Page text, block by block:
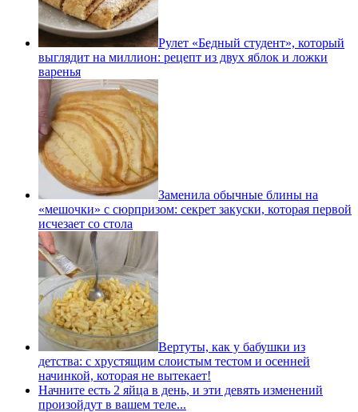
Рулет «Бедный студент», который
выглядит на миллион: рецепт из двух яблок и ложки
варенья
Заменила обычные блины на
«мешочки» с сюрпризом: секрет закуски, которая первой
исчезает со стола
Вертуты, как у бабушки из
детства: с хрустящим слоистым тестом и осенней
начинкой, которая не вытекает!
Начните есть 2 яйца в день, и эти девять изменений
произойдут в вашем теле...